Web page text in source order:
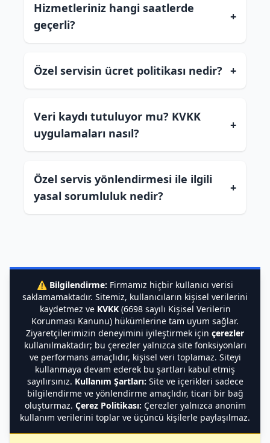
Hizmetleriniz hangi saatlerde
geçerli?
+
Özel servisin ücret politikası nedir? +
Veri kaydı tutuluyor mu? KVKK
uygulamaları nasıl?
+
Özel servis yönlendirmesi ile ilgili
yasal sorumluluk nedir?
+
⚠️ Bilgilendirme: Firmamız hiçbir kullanıcı verisi
saklamamaktadır. Sitemiz, kullanıcıların kişisel verilerini
kaydetmez ve KVKK(6698 sayılı Kişisel Verilerin
Korunması Kanunu) hükümlerine tam uyum sağlar.
Ziyaretçilerimizin deneyimini iyileştirmek için çerezler
kullanılmaktadır; bu çerezler yalnızca site fonksiyonları
ve performans amaçlıdır, kişisel veri toplamaz. Siteyi
kullanmaya devam ederek bu şartları kabul etmiş
sayılırsınız. Kullanım Şartları: Site ve içerikleri sadece
bilgilendirme ve yönlendirme amaçlıdır, ticari bir bağ
oluşturmaz. Çerez Politikası: Çerezler yalnızca anonim
kullanım verilerini toplar ve üçüncü kişilerle paylaşılmaz.